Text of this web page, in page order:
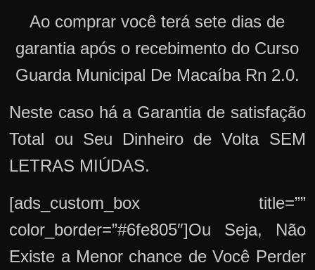
Ao comprar você terá sete dias de
garantia após o recebimento do Curso
Guarda Municipal De Macaíba Rn 2.0.
Neste caso há a Garantia de satisfação
Total ou Seu Dinheiro de Volta SEM
LETRAS MIÚDAS.
[ads_custom_box title=””
color_border=”#6fe805″]Ou Seja, Não
Existe a Menor chance de Você Perder